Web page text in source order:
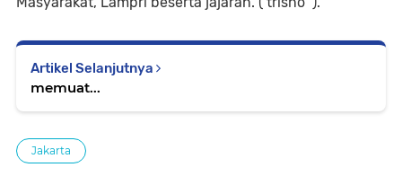
Artikel Selanjutnya
memuat...
Jakarta